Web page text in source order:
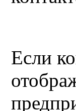
Если